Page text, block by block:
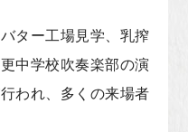
ター工場見学、乳搾
中学校吹奏楽部の演
われ、多くの来場者